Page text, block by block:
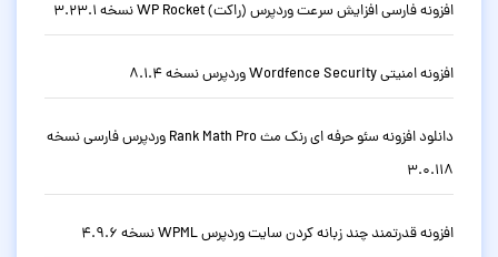
افزونه فارسی افزایش سرعت وردپرس (راکت) WP Rocket نسخه 3.23.1
افزونه امنیتی Wordfence Security وردپرس نسخه 8.1.4
دانلود افزونه سئو حرفه ای رنک مث Rank Math Pro وردپرس فارسی نسخه
3.0.118
افزونه قدرتمند چند زبانه کردن سایت وردپرس WPML نسخه 4.9.6